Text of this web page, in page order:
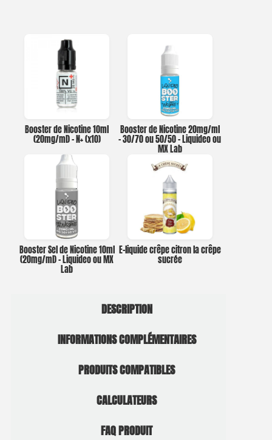
Booster de Nicotine 10ml
(20mg/ml) – N+ (x10)
Booster de Nicotine 20mg/ml
– 30/70 ou 50/50 – Liquideo ou
MX Lab
Booster Sel de Nicotine 10ml
(20mg/ml) – Liquideo ou MX
Lab
E-liquide crêpe citron la crêpe
sucrée
DESCRIPTION
INFORMATIONS COMPLÉMENTAIRES
PRODUITS COMPATIBLES
CALCULATEURS
FAQ PRODUIT